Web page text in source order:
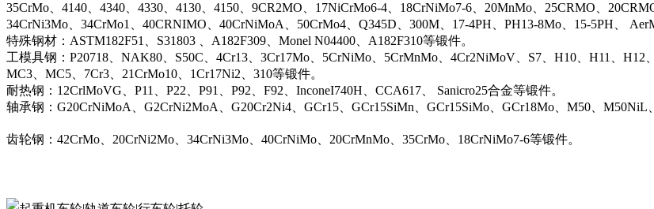
35CrMo、4140、4340、4330、4130、4150、9CR2MO、17NiCrMo6-4、18CrNiMo7-6、20MnMo、25CRMO、
34CrNi3Mo、34CrMo1、40CRNIMO、40CrNiMoA、50CrMo4、Q345D、300M、17-4PH、PH13-8Mo、15-5PH、
特殊钢材：ASTM182F51、S31803 、A182F309、Monel N04400、A182F310等锻件。
工模具钢：P20718、NAK80、S50C、4Cr13、3Cr17Mo、5CrNiMo、5CrMnMo、4Cr2NiMoV、S7、H10、H11、
MC3、MC5、7Cr3、21CrMo10、1Cr17Ni2、310等锻件。
耐热钢：12CrlMoVG、P11、P22、P91、P92、F92、InconeI740H、CCA617、 Sanicro25合金等锻件。
轴承钢：G20CrNiMoA、G2CrNi2MoA、G20Cr2Ni4、GCr15、GCr15SiMn、GCr15SiMo、GCr18Mo、M50、M50NiL
齿轮钢：42CrMo、20CrNi2Mo、34CrNi3Mo、40CrNiMo、20CrMnMo、35CrMo、18CrNiMo7-6等锻件。